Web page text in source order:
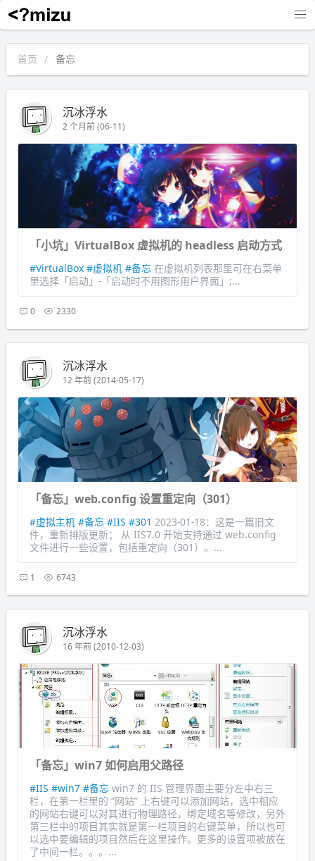
沉冰浮水
首页 备忘
沉冰浮水
2 个月前 (06-11)
「小坑」VirtualBox 虚拟机的 headless 启动方式
#VirtualBox #虚拟机 #备忘 在虚拟机列表那里可在右菜单
里选择「启动」-「启动时不用图形用户界面」;...
0 2330
沉冰浮水
12 年前 (2014-05-17)
「备忘」web.config 设置重定向（301）
#虚拟主机 #备忘 #IIS #301 2023-01-18：这是一篇旧文
件，重新排版更新； 从 IIS7.0 开始支持通过 web.config
文件进行一些设置，包括重定向（301）。...
1 6743
沉冰浮水
16 年前 (2010-12-03)
「备忘」win7 如何启用父路径
#IIS #win7 #备忘 win7 的 IIS 管理界面主要分左中右三
栏，在第一栏里的 “网站” 上右键可以添加网站，选中相应
的网站右键可以对其进行物理路径，绑定域名等修改，另外
第三栏中的项目其实就是第一栏项目的右键菜单，所以也可
以选中要编辑的项目然后在这里操作。更多的设置项被放在
了中间一栏。。。...